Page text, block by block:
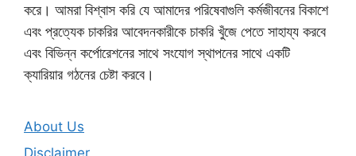
করে। আমরা বিশ্বাস করি যে আমাদের পরিষেবাগুলি কর্মজীবনের বিকাশে
এবং প্রত্যেক চাকরির আবেদনকারীকে চাকরি খুঁজে পেতে সাহায্য করবে
এবং বিভিন্ন কর্পোরেশনের সাথে সংযোগ স্থাপনের সাথে একটি
ক্যারিয়ার গঠনের চেষ্টা করবে।
About Us